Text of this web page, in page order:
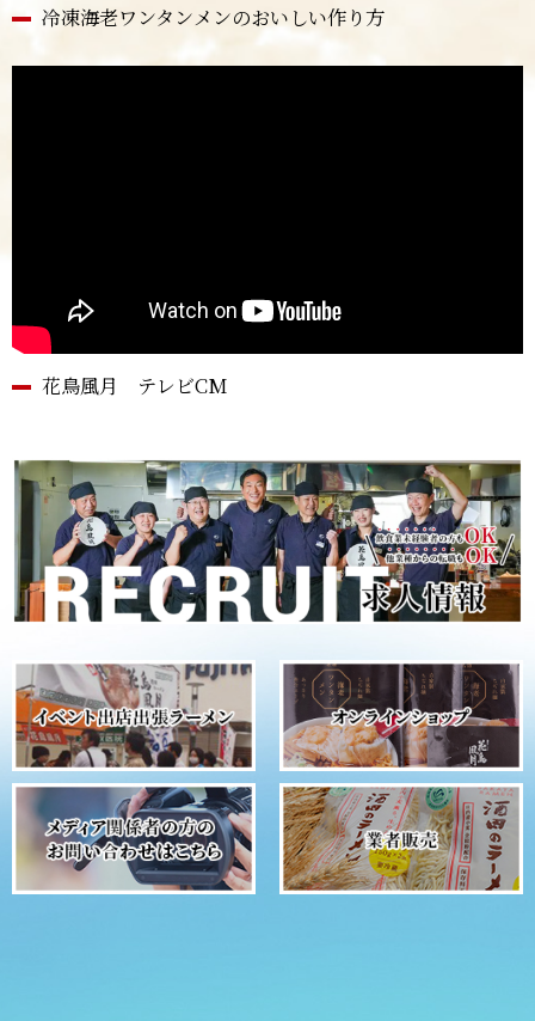
冷凍海老ワンタンメンのおいしい作り方
花鳥風月 テレビCM